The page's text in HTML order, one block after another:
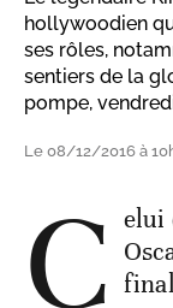
hollywoodien
ses rôles,
sentiers de la
pompe,
Le 08/12/2016 à
C elui